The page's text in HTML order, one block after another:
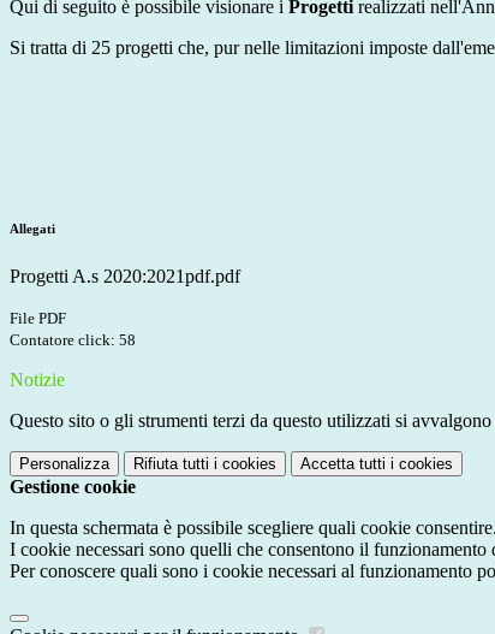
Qui di seguito è possibile visionare i Progetti realizzati
Si tratta di 25 progetti che, pur nelle limitazioni imposte
Allegati
Progetti A.s 2020:2021pdf.pdf
File PDF
Contatore click: 58
Notizie
Questo sito o gli strumenti terzi da questo utilizzati si
Personalizza Rifiuta tutti i cookies Accetta tutti i cookies
Gestione cookie
In questa schermata è possibile scegliere quali cookie consentire.
I cookie necessari sono quelli che consentono il
Per conoscere quali sono i cookie necessari al funzionamento